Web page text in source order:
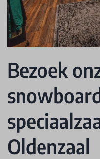
Bezoek
Oldenzaal